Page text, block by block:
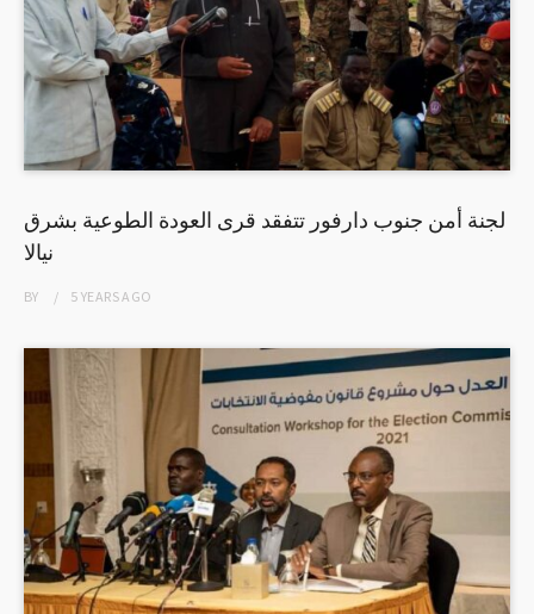
لجنة أمن جنوب دارفور تتفقد قرى العودة الطوعية بشرق
نيالا
BY 5 YEARSAGO